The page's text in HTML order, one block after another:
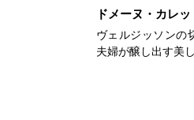
ドメーヌ・カレッ
ヴェルジッソンの
夫婦が醸し出す美